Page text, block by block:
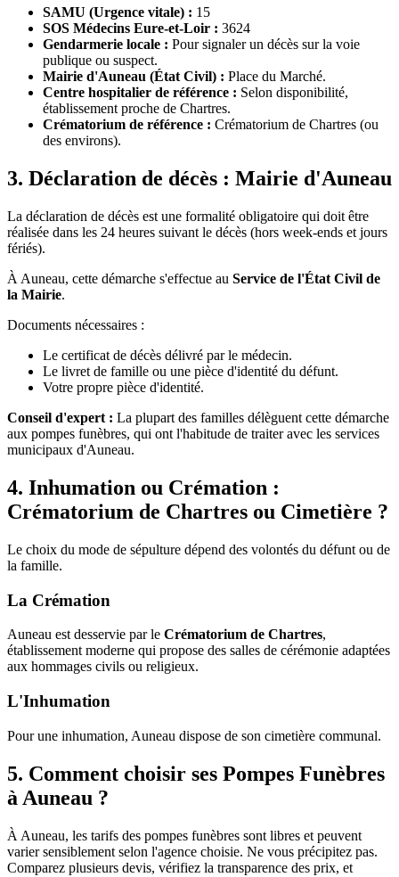
SAMU (Urgence vitale) : 15
SOS Médecins Eure-et-Loir : 3624
Gendarmerie locale : Pour signaler un décès sur la voie
publique ou suspect.
Mairie d'Auneau (État Civil) : Place du Marché.
Centre hospitalier de référence : Selon disponibilité,
établissement proche de Chartres.
Crématorium de référence : Crématorium de Chartres (ou
des environs).
3. Déclaration de décès : Mairie d'Auneau
La déclaration de décès est une formalité obligatoire qui doit être
réalisée dans les 24 heures suivant le décès (hors week-ends et jours
fériés).
À Auneau, cette démarche s'effectue au Service de l'État Civil de
la Mairie.
Documents nécessaires :
Le certificat de décès délivré par le médecin.
Le livret de famille ou une pièce d'identité du défunt.
Votre propre pièce d'identité.
Conseil d'expert : La plupart des familles délèguent cette démarche
aux pompes funèbres, qui ont l'habitude de traiter avec les services
municipaux d'Auneau.
4. Inhumation ou Crémation :
Crématorium de Chartres ou Cimetière ?
Le choix du mode de sépulture dépend des volontés du défunt ou de
la famille.
La Crémation
Auneau est desservie par le Crématorium de Chartres,
établissement moderne qui propose des salles de cérémonie adaptées
aux hommages civils ou religieux.
L'Inhumation
Pour une inhumation, Auneau dispose de son cimetière communal.
5. Comment choisir ses Pompes Funèbres
à Auneau ?
À Auneau, les tarifs des pompes funèbres sont libres et peuvent
varier sensiblement selon l'agence choisie. Ne vous précipitez pas.
Comparez plusieurs devis, vérifiez la transparence des prix, et